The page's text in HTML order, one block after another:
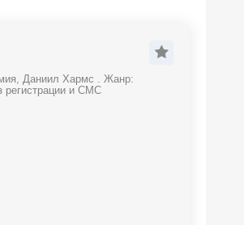
Даниил Хармс . Жанр:
регистрации и СМС